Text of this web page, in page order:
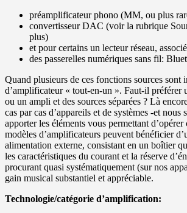
préamplificateur phono (MM, ou plus
convertisseur DAC (voir la rubrique
plus)
et pour certains un lecteur réseau,
des passerelles numériques sans fil:
Quand plusieurs de ces fonctions sources sont
d’amplificateur « tout-en-un ». Faut-il préférer
ou un ampli et des sources séparées ? Là
cas par cas d’appareils et de systèmes -et nous
apporter les éléments vous permettant
modèles d’amplificateurs peuvent bénéficier
alimentation externe, consistant en un boîtier
les caractéristiques du courant et la réserve
procurant quasi systématiquement (sur nos
gain musical substantiel et appréciable.
Technologie/catégorie d’amplification: